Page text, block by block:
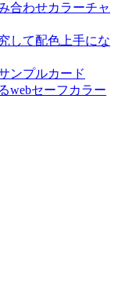
合わせカラーチャ
して配色上手にな
ンプルカード
webセーフカラー